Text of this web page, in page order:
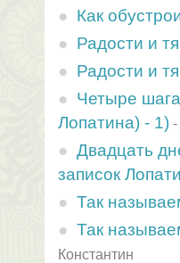
Как
Радости и
Радости и
Четыре
Лопатина) - 1) -
Двадцать
записок
Так
Так
Константин